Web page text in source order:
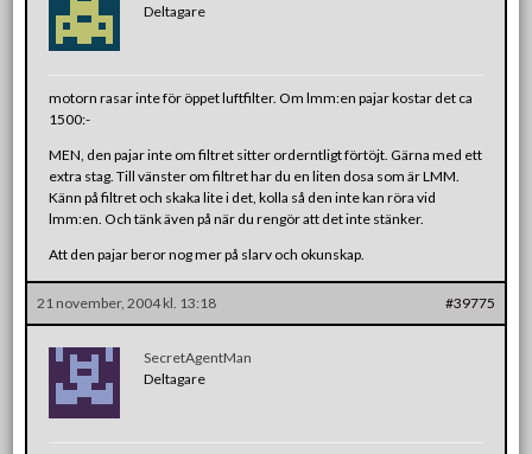
Deltagare
motorn rasar inte för öppet luftfilter. Om lmm:en pajar kostar det ca
1500:-
MEN, den pajar inte om filtret sitter orderntligt förtöjt. Gärna med ett
extra stag. Till vänster om filtret har du en liten dosa som är LMM.
Känn på filtret och skaka lite i det, kolla så den inte kan röra vid
lmm:en. Och tänk även på när du rengör att det inte stänker.
Att den pajar beror nog mer på slarv och okunskap.
21 november, 2004 kl. 13:18 #39775
SecretAgentMan
Deltagare